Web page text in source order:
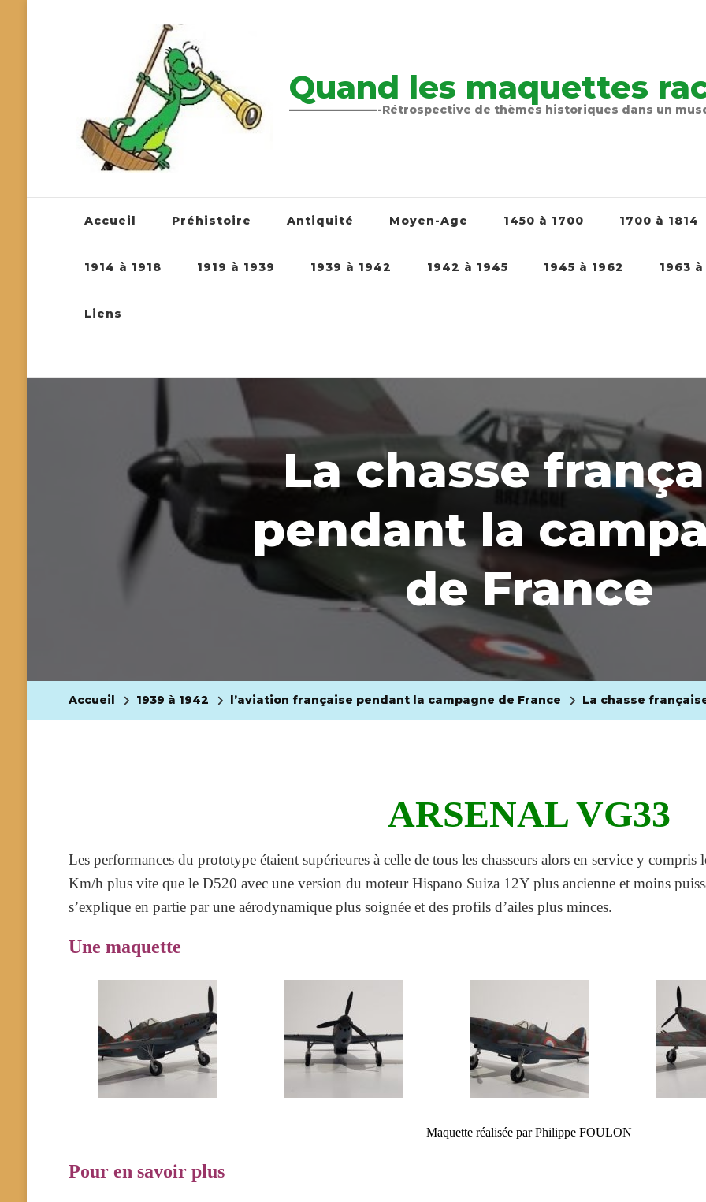
Quand les maquettes
————————-Rétrospective de thèmes historiques dans un
Accueil Préhistoire Antiquité Moyen-Age 1450 à 1700 1700 à 1814
1914 à 1918 1919 à 1939 1939 à 1942 1942 à 1945 1945 à 1962 1963
Liens
La chasse
pendant la
de France
Accueil 1939 à 1942 l’aviation française pendant la campagne de France La chasse
ARSENAL VG33
Les performances du prototype étaient supérieures à celle de tous les chasseurs alors en service y
Km/h plus vite que le D520 avec une version du moteur Hispano Suiza 12Y plus ancienne et moins
s’explique en partie par une aérodynamique plus soignée et des profils d’ailes plus minces.
Une maquette
Maquette réalisée par Philippe FOULON
Pour en savoir plus